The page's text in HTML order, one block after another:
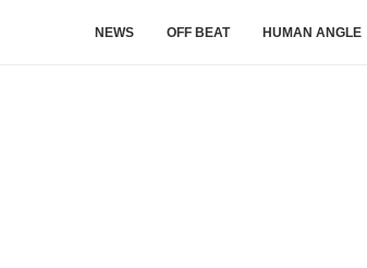
NEWS OFF BEAT HUMAN ANGLE